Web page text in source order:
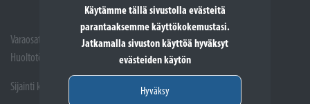
Käytämme tällä sivustolla evästeitä
parantaaksemme käyttökokemustasi.
Jatkamalla sivuston käyttöä hyväksyt
evästeiden käytön
Hyväksy
Varaosat: (02) 721 1407
Huoltotöiden vastaanotto: 02 7211405
Sijainti kartalla